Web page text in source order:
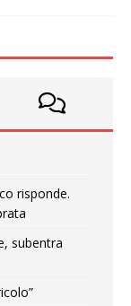
risponde.
subentra